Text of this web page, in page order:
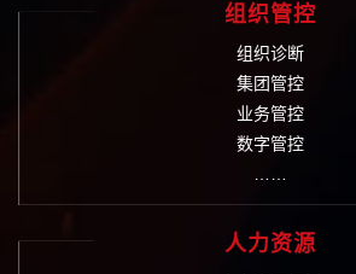
组织管控
组织诊断
集团管控
业务管控
数字管控
人力资源